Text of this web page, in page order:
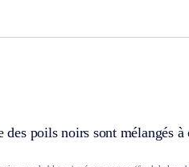
poils noirs sont mélangés